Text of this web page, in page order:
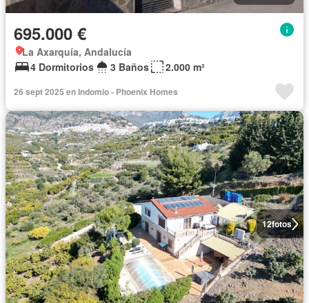
695.000 €
La Axarquía, Andalucía
4 Dormitorios
3 Baños 2.000 m²
26 sept 2025 en Indomio - Phoenix Homes
12fotos